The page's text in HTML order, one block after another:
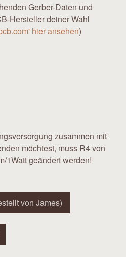
Gerber-Daten und
Hersteller deiner Wahl
hier ansehen)
zusammen mit
möchtest, muss R4 von
1Watt geändert werden!
von James)